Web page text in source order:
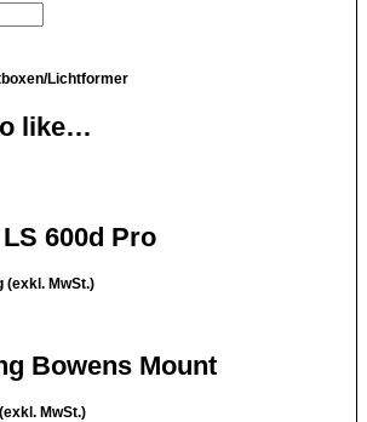
Lichtformer
like…
600d Pro
(exkl. MwSt.)
Bowens Mount
MwSt.)